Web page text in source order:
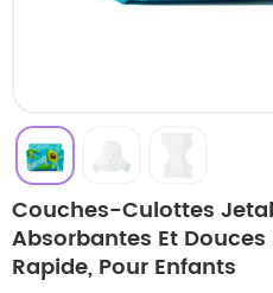
Couches-Culottes
Absorbantes Et
Rapide, Pour Enfants